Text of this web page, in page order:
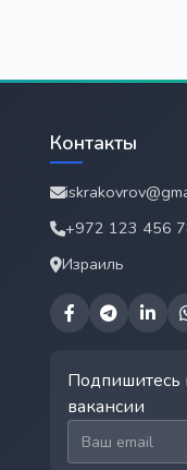
Контакты
+972 123 456
Израиль
Подпишитесь
вакансии
Email для